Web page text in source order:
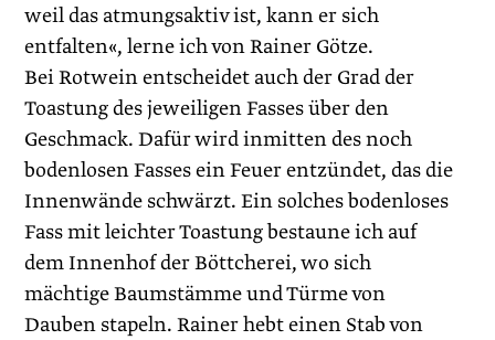
weil das atmungsaktiv ist, kann er sich
entfalten«, lerne ich von Rainer Götze.
Bei Rotwein entscheidet auch der Grad der
Toastung des jeweiligen Fasses über den
Geschmack. Dafür wird inmitten des noch
bodenlosen Fasses ein Feuer entzündet, das die
Innenwände schwärzt. Ein solches bodenloses
Fass mit leichter Toastung bestaune ich auf
dem Innenhof der Böttcherei, wo sich
mächtige Baumstämme und Türme von
Dauben stapeln. ­Rainer hebt einen Stab von